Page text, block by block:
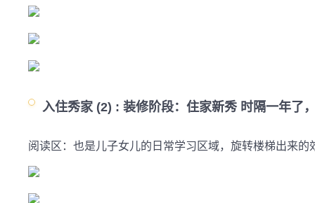
入住秀家 (2) : 装修阶段：住家新秀 时隔一年了